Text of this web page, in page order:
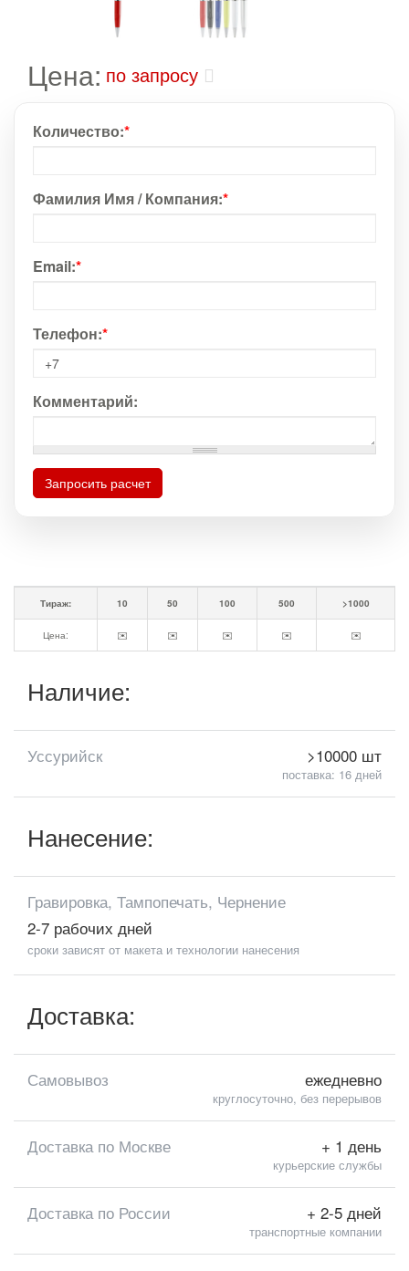
Цена: по запросу
Количество:*
Фамилия Имя / Компания:*
Email:*
Телефон:*
Комментарий:
Запросить расчет
Тираж: 10 50 100 500 >1000
Цена: ✉️ ✉️ ✉️ ✉️ ✉️
Наличие:
Уссурийск >10000 шт
поставка: 16 дней
Нанесение:
Гравировка, Тампопечать, Чернение
2-7 рабочих дней
сроки зависят от макета и технологии нанесения
Доставка:
Самовывоз ежедневно
круглосуточно, без перерывов
Доставка по Москве + 1 день
курьерские службы
Доставка по России + 2-5 дней
транспортные компании